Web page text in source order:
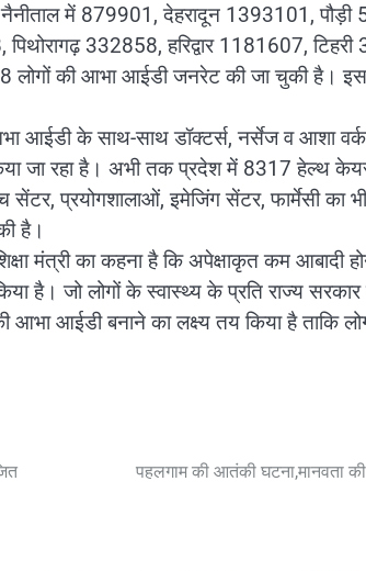
में 879901, देहरादून 1393101,
332858, हरिद्वार 1181607,
लोगों की आभा आईडी जनरेट की जा चुकी है।
के साथ-साथ डॉक्टर्स, नर्सेज व आशा वर्करों
जा रहा है। अभी तक प्रदेश में 8317 हेल्थ
सेंटर, प्रयोगशालाओं, इमेजिंग सेंटर, फार्मेसी का
है।
मंत्री का कहना है कि अपेक्षाकृत कम
है। जो लोगों के स्वास्थ्य के प्रति राज्य
आईडी बनाने का लक्ष्य तय किया है ताकि
पहलगाम की आतंकी घटना,मानवता